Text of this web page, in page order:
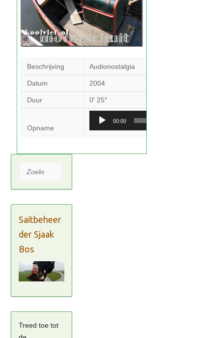
Beschrijving Audionostalgia
Datum 2004
Duur 0′ 25″
Opname
Audiospeler
00:00
Zoeken
Saitbeheer
der Sjaak
Bos
Treed toe tot